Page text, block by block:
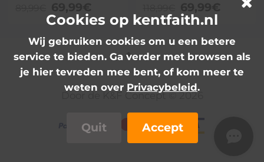
G-sensor, loop
recording & 3 mounts –
voor motor en e-bike –
Kentfaith
15,6” Laptopvak &
Regenhoes,
Fotorugzak voor DSLR
en Drone (Zwart)
Door de K&F Concept © 2026
Cookies op kentfaith.nl
Wij gebruiken cookies om u een betere
service te bieden. Ga verder met browsen als
je hier tevreden mee bent, of kom meer te
weten over Privacybeleid.
Quit Accept